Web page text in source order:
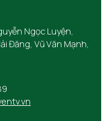
Ngọc Luyện,
Đăng, Vũ Văn Mạnh,